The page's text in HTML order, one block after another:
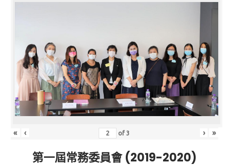
« ‹ of3 › »
第一屆常務委員會 (2019-2020)